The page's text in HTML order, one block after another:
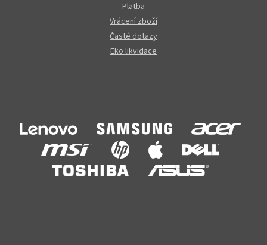
Platba
Vrácení zboží
Časté dotazy
Eko likvidace